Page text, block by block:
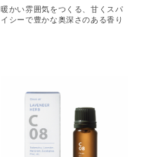
暖かい雰囲気をつくる、甘くスパ
イシーで豊かな奥深さのある香り